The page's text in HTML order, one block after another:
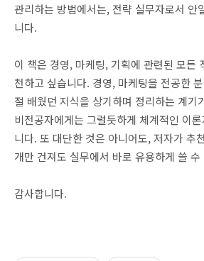
관리하는 방법에서는, 전략 실무자로서 안
니다.
이 책은 경영, 마케팅, 기획에 관련된 모든
천하고 싶습니다. 경영, 마케팅을 전공한
절 배웠던 지식을 상기하며 정리하는 계기
비전공자에게는 그럴듯하게 체계적인 이
니다. 또 대단한 것은 아니어도, 저자가 추
개만 건져도 실무에서 바로 유용하게 쓸
감사합니다.